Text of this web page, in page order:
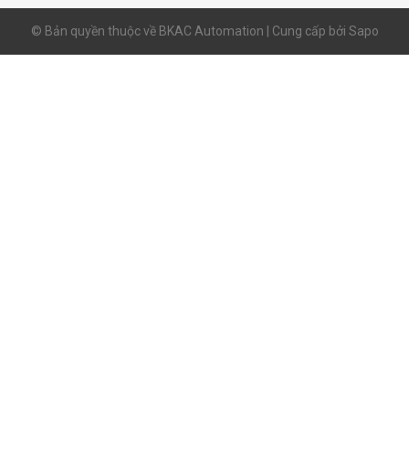
© Bản quyền thuộc về BKAC Automation | Cung cấp bởi Sapo